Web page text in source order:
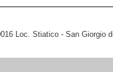
Loc. Stiatico - San Giorgio